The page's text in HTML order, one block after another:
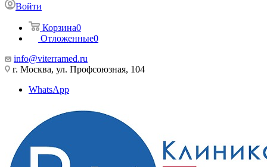
Войти
Корзина0
Отложенные0
info@viterramed.ru
г. Москва, ул. Профсоюзная, 104
WhatsApp